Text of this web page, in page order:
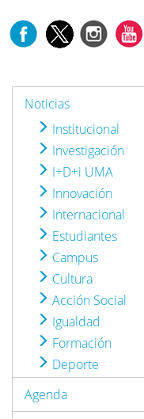
Noticias
Institucional
Investigación
I+D+i UMA
Innovación
Internacional
Estudiantes
Campus
Cultura
Acción Social
Igualdad
Formación
Deporte
Agenda